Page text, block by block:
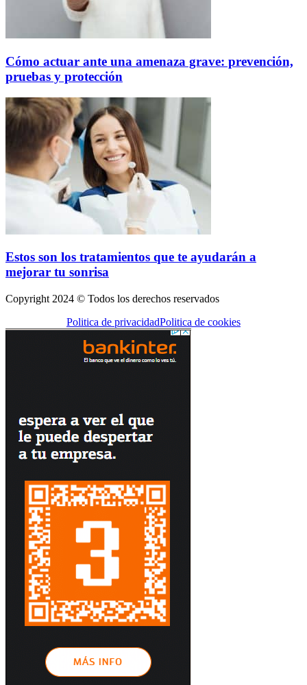
Cómo actuar ante una amenaza grave: prevención,
pruebas y protección
Estos son los tratamientos que te ayudarán a
mejorar tu sonrisa
Copyright 2024 © Todos los derechos reservados
Politica de privacidadPolitica de cookies